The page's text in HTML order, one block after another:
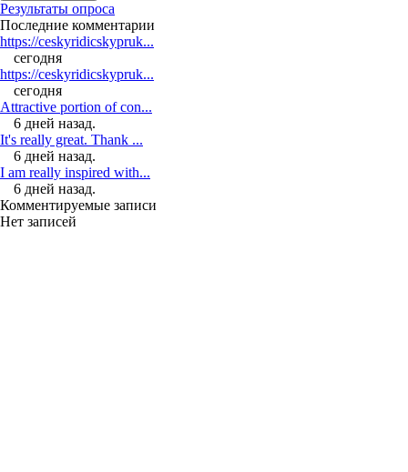
Результаты опроса
Последние комментарии
https://ceskyridicskypruk...
сегодня
https://ceskyridicskypruk...
сегодня
Attractive portion of con...
6 дней назад.
It's really great. Thank ...
6 дней назад.
I am really inspired with...
6 дней назад.
Комментируемые записи
Нет записей